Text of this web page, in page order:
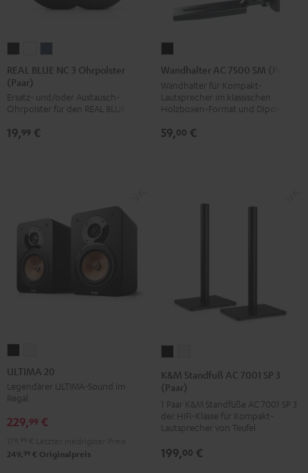
BLUE
NC
3
Ohrpolster
(Paar)
BLUE
3
Ohrpolster
(Paar)
BLUE
3
Ohrpolster
REAL BLUE NC 3 Ohrpolster
(Paar)
Ersatz- und/oder Austausch-
Ohrpolster für den REAL BLUE NC 3
19,99 €
AC
7500
SM
(Paar)
Schwarz
Wandhalter AC 7500 SM (Paar)
Wandhalter für Kompakt-
Lautsprecher im klassischen
Holzboxen-Format und Dipole
59,00 €
20
Schwarz
20
Weiß
ULTIMA 20
Legendärer ULTIMA-Sound im
Regal
229,99 €
249, 99 € Originalpreis
Standfuß
AC
7001
SP
3
(Paar)
Standfuß
7001
SP
3
(Paar)
K&M Standfuß AC 7001 SP 3
(Paar)
1 Paar K&M Standfüße AC 7001 SP 3
der HiFi-Klasse für Kompakt-
Lautsprecher von Teufel
199,00 €